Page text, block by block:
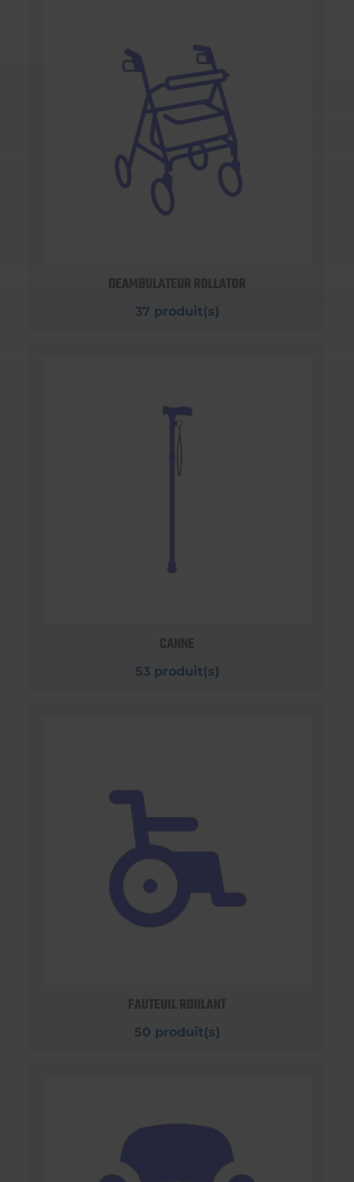
DEAMBULATEUR ROLLATOR
37 produit(s)
CANNE
53 produit(s)
FAUTEUIL ROULANT
50 produit(s)